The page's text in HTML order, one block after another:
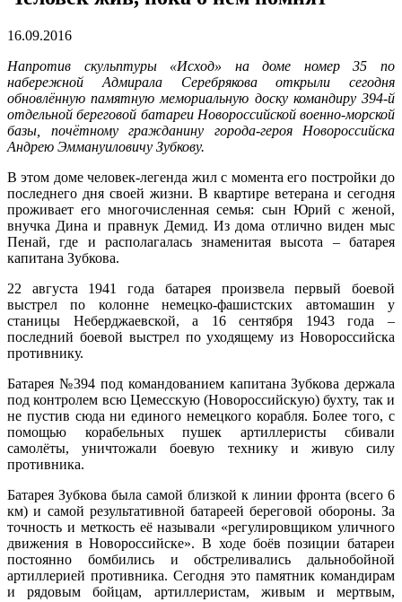
16.09.2016
Напротив скульптуры «Исход» на доме номер 35 по
набережной Адмирала Серебрякова открыли сегодня
обновлённую памятную мемориальную доску командиру 394-й
отдельной береговой батареи Новороссийской военно-морской
базы, почётному гражданину города-героя Новороссийска
Андрею Эммануиловичу Зубкову.
В этом доме человек-легенда жил с момента его постройки до
последнего дня своей жизни. В квартире ветерана и сегодня
проживает его многочисленная семья: сын Юрий с женой,
внучка Дина и правнук Демид. Из дома отлично виден мыс
Пенай, где и располагалась знаменитая высота – батарея
капитана Зубкова.
22 августа 1941 года батарея произвела первый боевой
выстрел по колонне немецко-фашистских автомашин у
станицы Неберджаевской, а 16 сентября 1943 года –
последний боевой выстрел по уходящему из Новороссийска
противнику.
Батарея №394 под командованием капитана Зубкова держала
под контролем всю Цемесскую (Новороссийскую) бухту, так и
не пустив сюда ни единого немецкого корабля. Более того, с
помощью корабельных пушек артиллеристы сбивали
самолёты, уничтожали боевую технику и живую силу
противника.
Батарея Зубкова была самой близкой к линии фронта (всего 6
км) и самой результативной батареей береговой обороны. За
точность и меткость её называли «регулировщиком уличного
движения в Новороссийске». В ходе боёв позиции батареи
постоянно бомбились и обстреливались дальнобойной
артиллерией противника. Сегодня это памятник командирам
и рядовым бойцам, артиллеристам, живым и мертвым,